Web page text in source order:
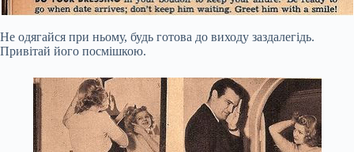
Не одягайся при ньому, будь готова до виходу заздалегідь.
Привітай його посмішкою.